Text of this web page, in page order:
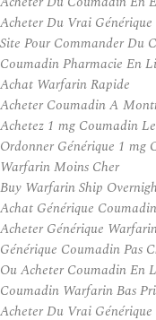
Acheter Du Vrai
Site Pour Commander Du
Coumadin Pharmacie En
Achat Warfarin Rapide
Acheter Coumadin A
Achetez 1 mg Coumadin
Ordonner Générique 1 mg
Warfarin Moins Cher
Buy Warfarin Ship
Achat Générique
Acheter Générique
Générique Coumadin Pas
Ou Acheter Coumadin En
Coumadin Warfarin Bas
Acheter Du Vrai